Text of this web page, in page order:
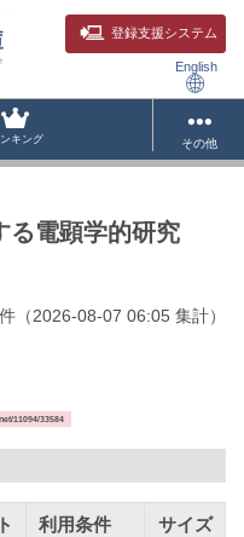
登録支援システム
English
キング その他
る電顕学的研究
件 （2026-08-07 06:05 集計）
11094/33584
利用条件 サイズ